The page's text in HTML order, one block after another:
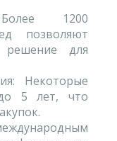
1200
позволяют
решение для
Некоторые
5 лет, что